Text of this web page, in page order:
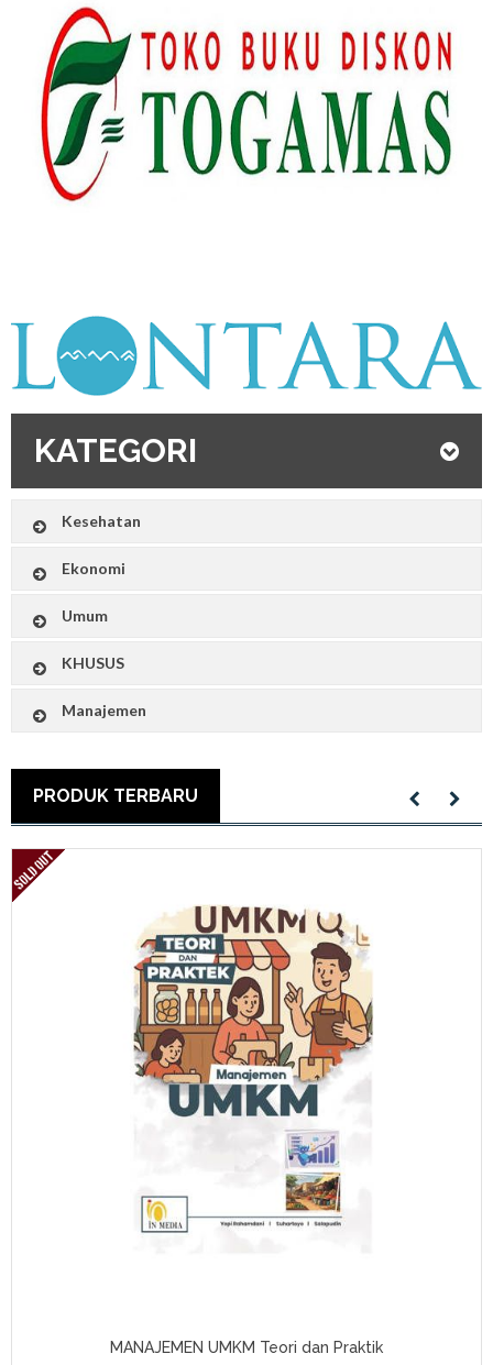
KATEGORI
Kesehatan
Ekonomi
Umum
KHUSUS
Manajemen
PRODUK TERBARU
MANAJEMEN UMKM Teori dan Praktik